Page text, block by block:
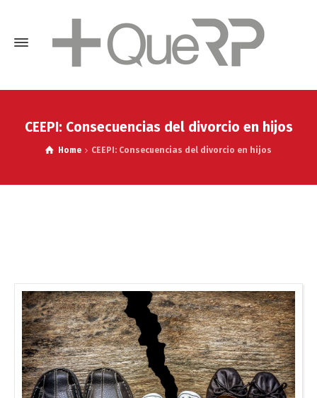
CEEPI: Consecuencias del divorcio en hijos
Home CEEPI: Consecuencias del divorcio en hijos